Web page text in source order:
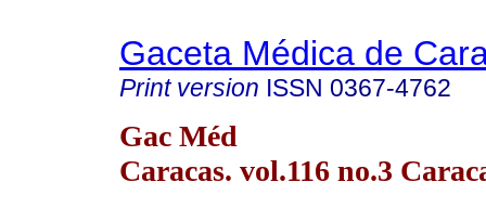
Gaceta Médica de
Print version ISSN 0367-4762
Gac Méd
Caracas. vol.116 no.3